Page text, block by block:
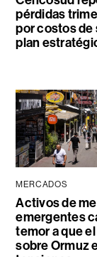
pérdidas
por costos de
plan
MERCADOS
Activos de
emergentes
temor a que
sobre Ormuz